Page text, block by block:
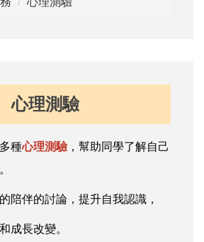
心理測驗
種心理測驗 ，幫助同學了解自己
陪伴的討論，提升自我認識，
成長改變。